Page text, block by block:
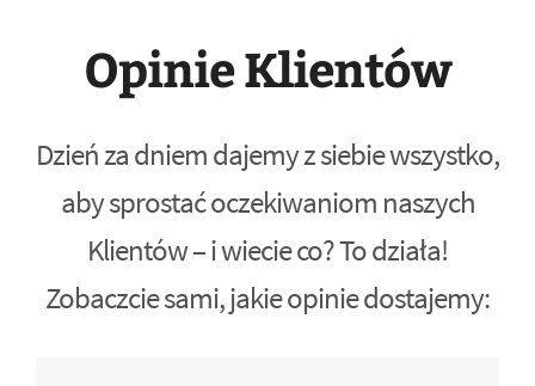
Opinie Klientów
Dzień za dniem dajemy z siebie wszystko,
aby sprostać oczekiwaniom naszych
Klientów – i wiecie co? To działa!
Zobaczcie sami, jakie opinie dostajemy: